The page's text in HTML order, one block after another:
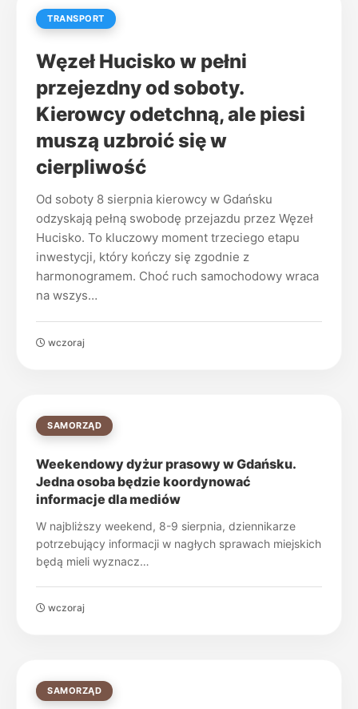
TRANSPORT
Węzeł Hucisko w pełni
przejezdny od soboty.
Kierowcy odetchną, ale piesi
muszą uzbroić się w
cierpliwość
Od soboty 8 sierpnia kierowcy w Gdańsku
odzyskają pełną swobodę przejazdu przez Węzeł
Hucisko. To kluczowy moment trzeciego etapu
inwestycji, który kończy się zgodnie z
harmonogramem. Choć ruch samochodowy wraca
na wszys…
wczoraj
SAMORZĄD
Weekendowy dyżur prasowy w Gdańsku.
Jedna osoba będzie koordynować
informacje dla mediów
W najbliższy weekend, 8-9 sierpnia, dziennikarze
potrzebujący informacji w nagłych sprawach miejskich
będą mieli wyznacz…
wczoraj
SAMORZĄD